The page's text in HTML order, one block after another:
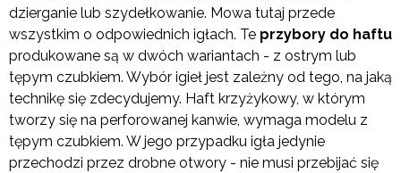
dzierganie lub szydełkowanie. Mowa tutaj przede
wszystkim o odpowiednich igłach. Te przybory do haftu
produkowane są w dwóch wariantach - z ostrym lub
tępym czubkiem. Wybór igieł jest zależny od tego, na jaką
technikę się zdecydujemy. Haft krzyżykowy, w którym
tworzy się na perforowanej kanwie, wymaga modelu z
tępym czubkiem. W jego przypadku igła jedynie
przechodzi przez drobne otwory - nie musi przebijać się